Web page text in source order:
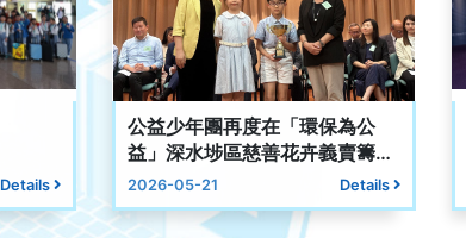
Details
公益少年團再度在「環保為公
益」深水埗區慈善花卉義賣籌款
活動
2026-05-21 Details